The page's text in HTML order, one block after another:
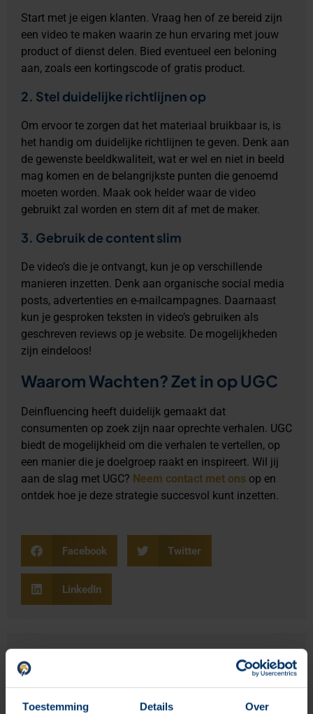
Toestemming Details Over
Start met je eigen klanten. Vraag hen of ze bereid zijn
een video te maken waarin ze hun ervaring met jouw
product of dienst delen. Bied eventueel een beloning
aan, zoals een kortingscode of gratis product.
2. Stel duidelijke richtlijnen op
Om ervoor te zorgen dat het materiaal bruikbaar is, is
het handig om duidelijke richtlijnen te geven. Denk aan
de gewenste beeldkwaliteit, wat er wel en niet in beeld
mag komen en de belangrijkste punten die genoemd
moeten worden. Maak ook helder waar de video
gebruikt zal worden en stem dit af met de maker.
3. Gebruik de content slim
De video’s die je ontvangt, kun je op verschillende
manieren inzetten. Denk aan organische social media
posts, advertenties en e-mailcampagnes. Daarnaast
kun je gesproken teksten in video’s gebruiken als
geschreven reviews op je website. De mogelijkheden
zijn eindeloos!
Waarom Wachten? Zet in op UGC
Deinfluencing heeft duidelijk gemaakt dat
consumenten op zoek zijn naar oprechte verhalen. UGC
biedt de mogelijkheid om die verhalen te vertellen, op
een manier die je doelgroep raakt en inspireert. Wil jij
aan de slag met UGC? Neem contact met ons op en
ontdek hoe je deze strategie succesvol kunt inzetten.
Facebook Twitter
LinkedIn
Scriptie hippische sector: bij
Clickhorse Marketing kan dat